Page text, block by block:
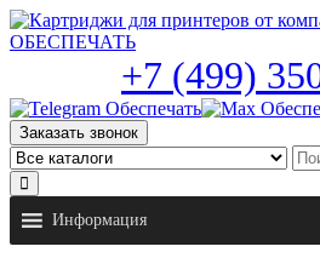
Skip
to
+7 (499)
Заказать звонок
Информация